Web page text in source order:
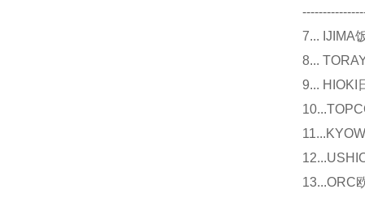
7... IJIMA
8...
9... HIOKI
13...ORC